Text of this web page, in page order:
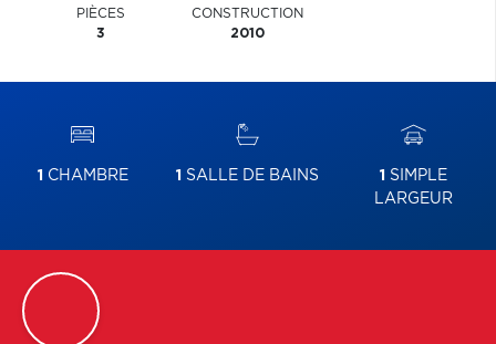
PIÈCES
3
CONSTRUCTION
2010
1 CHAMBRE 1 SALLE DE BAINS 1 SIMPLE
LARGEUR